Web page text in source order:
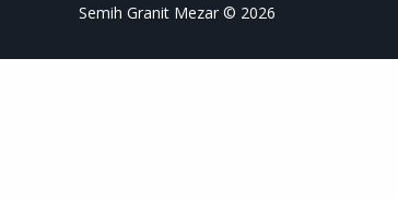
Semih Granit Mezar © 2026